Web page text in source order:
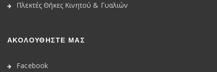
Πλεκτές Θήκες Κινητού & Γυαλιών
ΑΚΟΛΟΥΘΉΣΤΕ ΜΑΣ
Facebook